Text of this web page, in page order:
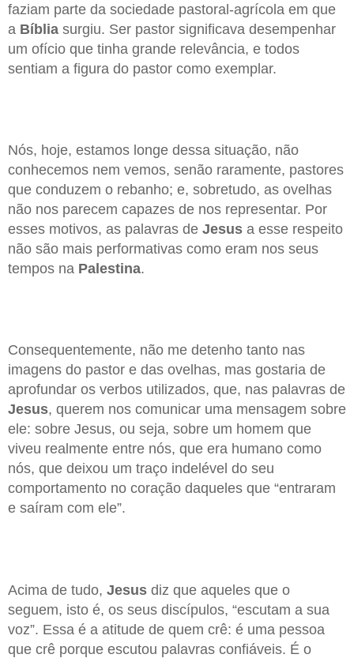
faziam parte da sociedade pastoral-agrícola em que
a Bíblia surgiu. Ser pastor significava desempenhar
um ofício que tinha grande relevância, e todos
sentiam a figura do pastor como exemplar.
Nós, hoje, estamos longe dessa situação, não
conhecemos nem vemos, senão raramente, pastores
que conduzem o rebanho; e, sobretudo, as ovelhas
não nos parecem capazes de nos representar. Por
esses motivos, as palavras de Jesus a esse respeito
não são mais performativas como eram nos seus
tempos na Palestina.
Consequentemente, não me detenho tanto nas
imagens do pastor e das ovelhas, mas gostaria de
aprofundar os verbos utilizados, que, nas palavras de
Jesus, querem nos comunicar uma mensagem sobre
ele: sobre Jesus, ou seja, sobre um homem que
viveu realmente entre nós, que era humano como
nós, que deixou um traço indelével do seu
comportamento no coração daqueles que “entraram
e saíram com ele”.
Acima de tudo, Jesus diz que aqueles que o
seguem, isto é, os seus discípulos, “escutam a sua
voz”. Essa é a atitude de quem crê: é uma pessoa
que crê porque escutou palavras confiáveis. É o